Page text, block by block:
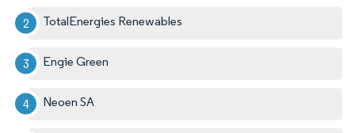
TotalEnergies Renewables
Engie Green
Neoen SA